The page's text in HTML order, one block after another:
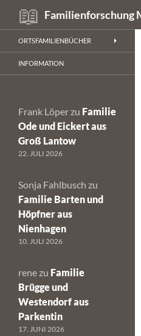
Inhalt
springen
Familienforschung
Suchen
ORTSFAMILIENBÜCHER
INFORMATION
Frank Löper zu Familie
Ode und Eickert aus
Groß Lantow
22. JULI 2026
Sonja Fahlbusch zu
Familie Barten und
Höpfner aus
Nienhagen
10. JULI 2026
rene zu Familie
Brügge und
Westendorf aus
Parkentin
17. JUNI 2026